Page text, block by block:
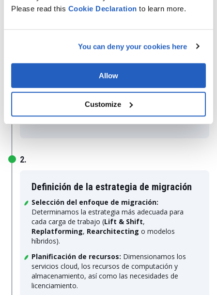
Please read this Cookie Declaration to learn more.
You can deny your cookies here
Allow
Customize
datos, integraciones y configuraciones de red.
relaciones entre aplicaciones, servicios y bases de
Evaluación de las cargas de trabajo:
el rendimiento actual, el consumo de recursos y las
limitaciones de la arquitectura existente.
Análisis de riesgos:Detectamos posibles riesgos
integridad de los datos, la seguridad y el
cumplimiento normativo.
Definición de la estrategia de migración
Selección del enfoque de migración:
Determinamos la estrategia más adecuada para
cada carga de trabajo (Lift & Shift,
Replatforming, Rearchitecting o modelos
híbridos).
Planificación de recursos: Dimensionamos los
servicios cloud, los recursos de computación y
almacenamiento, así como las necesidades de
licenciamiento.
2.